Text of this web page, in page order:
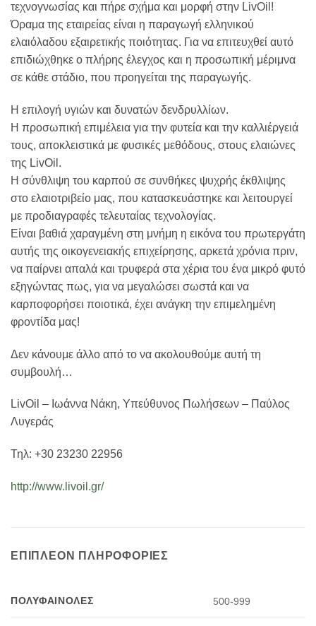
τεχνογνωσίας και πήρε σχήμα και μορφή στην LivOil!
Όραμα της εταιρείας είναι η παραγωγή ελληνικού
ελαιόλαδου εξαιρετικής ποιότητας. Για να επιτευχθεί αυτό
επιδιώχθηκε ο πλήρης έλεγχος και η προσωπική μέριμνα
σε κάθε στάδιο, που προηγείται της παραγωγής.
Η επιλογή υγιών και δυνατών δενδρυλλίων.
Η προσωπική επιμέλεια για την φυτεία και την καλλιέργειά
τους, αποκλειστικά με φυσικές μεθόδους, στους ελαιώνες
της LivOil.
Η σύνθλιψη του καρπού σε συνθήκες ψυχρής έκθλιψης
στο ελαιοτριβείο μας, που κατασκευάστηκε και λειτουργεί
με προδιαγραφές τελευταίας τεχνολογίας.
Είναι βαθιά χαραγμένη στη μνήμη η εικόνα του πρωτεργάτη
αυτής της οικογενειακής επιχείρησης, αρκετά χρόνια πριν,
να παίρνει απαλά και τρυφερά στα χέρια του ένα μικρό φυτό
εξηγώντας πως, για να μεγαλώσει σωστά και να
καρποφορήσει ποιοτικά, έχει ανάγκη την επιμελημένη
φροντίδα μας!
Δεν κάνουμε άλλο από το να ακολουθούμε αυτή τη
συμβουλή…
LivOil – Ιωάννα Νάκη, Υπεύθυνος Πωλήσεων – Παύλος
Λυγεράς
Τηλ: +30 23230 22956
http://www.livoil.gr/
ΕΠΙΠΛΈΟΝ ΠΛΗΡΟΦΟΡΊΕΣ
ΠΟΛΥΦΑΙΝΌΛΕΣ 500-999